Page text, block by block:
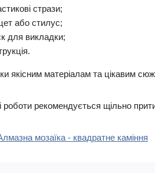
стрази;
або стилус;
для викладки;
якісним матеріалам та цікавим
роботи рекомендується щільно
мозаїка - квадратне каміння